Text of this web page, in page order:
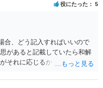
役にたった 5
合、どう記入すればいいので
があると記載していたら和解
それに応じるかという問題は
から和解の話も出来ますが、